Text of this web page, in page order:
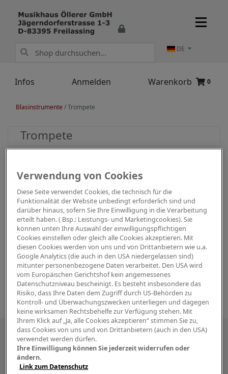
Infos Anmelden Warenkorb 0
DE
Blasinstrumente /Trompete
Trompete
Besuchen Sie uns auch in den sozialen
Medien
Verwendung von Cookies
Diese Seite verwendet Cookies, die technisch für die
Funktionalität der Website unbedingt erforderlich sind und
darüber hinaus, sofern Sie Ihre Einwilligung in die Verarbeitung
erteilt haben. ( Bsp.: Leistungs- und Marketingcookies). Sie
können unten Ihre Auswahl der einwilligungspflichtigen
Cookies einstellen oder gleich alle Cookies akzeptieren. Mit
diesen Cookies werden von uns und von Drittanbietern wie u.a.
Google Analytics (die auch in den USA niedergelassen sind)
mitunter personenbezogene Daten verarbeitet. Den USA wird
vom Europäischen Gerichtshof kein angemessenes
Datenschutzniveau bescheinigt. Es besteht insbesondere das
Risiko, dass Ihre Daten dem Zugriff durch US-Behörden zu
Kontroll- und Überwachungszwecken unterliegen und dagegen
keine wirksamen Rechtsbehelfe zur Verfügung stehen. Mit
Ihrem Klick auf „Ja, alle Cookies akzeptieren“ stimmen Sie zu,
dass Cookies von uns und von Drittanbietern (auch in den USA)
verwendet werden dürfen.
Ihre Einwilligung können Sie jederzeit widerrufen oder
ändern.
Link zum Datenschutz